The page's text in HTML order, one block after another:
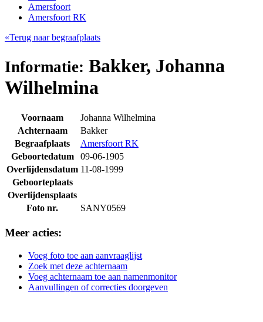
Amersfoort
Amersfoort RK
«Terug naar begraafplaats
Informatie: Bakker, Johanna
Wilhelmina
Voornaam
Johanna Wilhelmina
Achternaam
Bakker
Begraafplaats
Amersfoort RK
Geboortedatum
09-06-1905
Overlijdensdatum 11-08-1999
Geboorteplaats
Overlijdensplaats
Foto nr.
SANY0569
Meer acties:
Voeg foto toe aan aanvraaglijst
Zoek met deze achternaam
Voeg achternaam toe aan namenmonitor
Aanvullingen of correcties doorgeven